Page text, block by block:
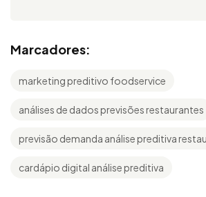
Marcadores:
marketing preditivo foodservice
análises de dados previsões restaurantes
previsão demanda análise preditiva
cardápio digital análise preditiva